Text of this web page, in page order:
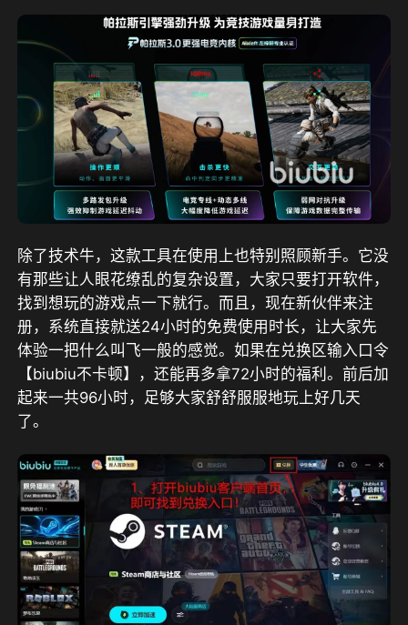
除了技术牛，这款工具在使用上也特别照顾新手。它没
有那些让人眼花缭乱的复杂设置，大家只要打开软件，
找到想玩的游戏点一下就行。而且，现在新伙伴来注
册，系统直接就送24小时的免费使用时长，让大家先
体验一把什么叫飞一般的感觉。如果在兑换区输入口令
【biubiu不卡顿】，还能再多拿72小时的福利。前后加
起来一共96小时， 足够大家舒舒服服地玩上好几天
了。